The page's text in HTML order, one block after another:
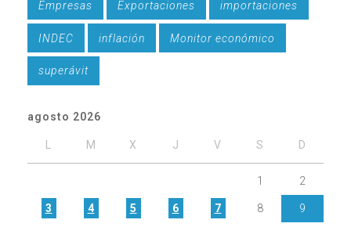
Empresas Exportaciones importaciones
INDEC inflación Monitor económico
superávit
agosto 2026
L M X J V S D
1 2
3 4 5 6 7 8 9